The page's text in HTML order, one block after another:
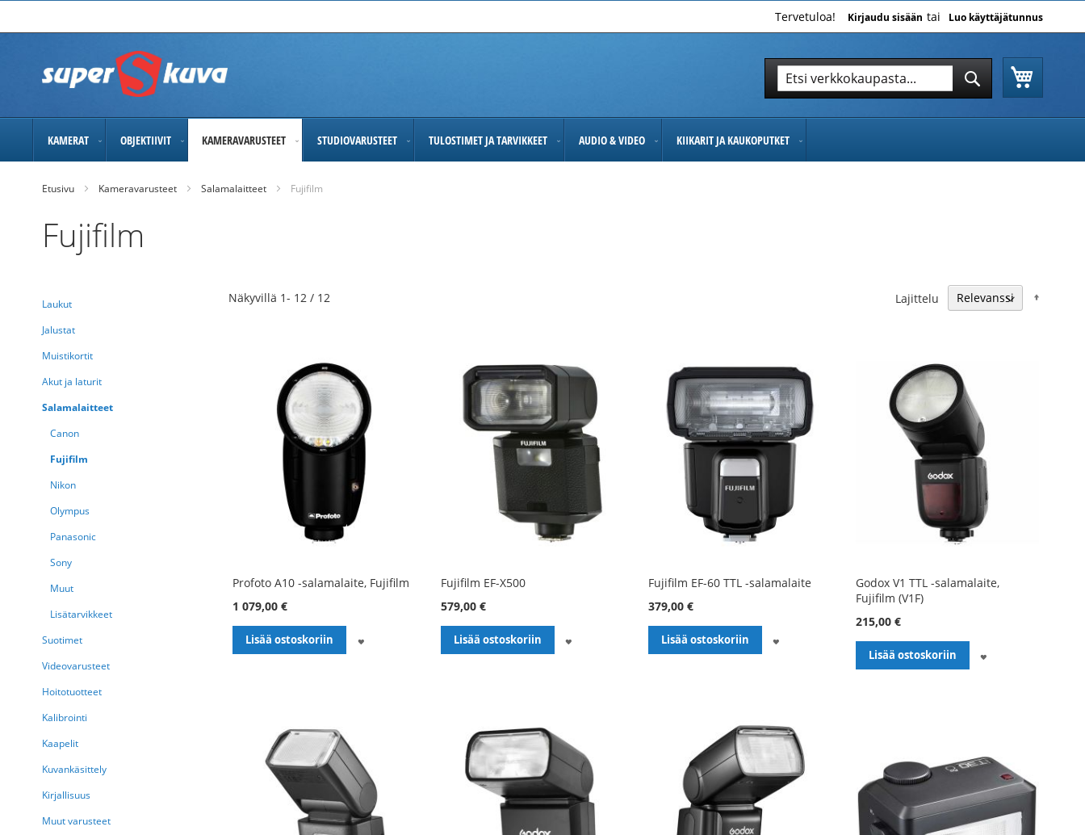
to
Tervetuloa! Kirjaudu sisään Luo käyttäjätunnus
Hae
KAMERAT OBJEKTIIVIT KAMERAVARUSTEET STUDIOVARUSTEET TULOSTIMET JA TARVIKKEET AUDIO & VIDEO KIIKARIT JA KAUKOPUTKET
Etusivu Kameravarusteet Salamalaitteet Fujifilm
Fujifilm
Näkyvillä 1- 12 / 12 Lajittelu
Profoto A10 -salamalaite, Fujifilm
1 079,00 €
Lisää ostoskoriin
Fujifilm EF-X500
579,00 €
Lisää ostoskoriin
Fujifilm EF-60 TTL -salamalaite
379,00 €
Lisää ostoskoriin
TOIVELISTALLE
Godox V1 TTL -salamalaite,
Fujifilm (V1F)
215,00 €
Lisää ostoskoriin
Laukut
Jalustat
Muistikortit
Akut ja laturit
Salamalaitteet
Canon
Fujifilm
Nikon
Olympus
Panasonic
Sony
Muut
Lisätarvikkeet
Suotimet
Videovarusteet
Hoitotuotteet
Kalibrointi
Kaapelit
Kuvankäsittely
Kirjallisuus
Muut varusteet